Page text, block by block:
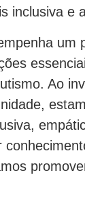
inclusiva e
um
Ao